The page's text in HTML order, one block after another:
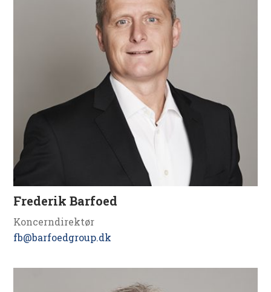
Frederik Barfoed
Koncerndirektør
fb@barfoedgroup.dk